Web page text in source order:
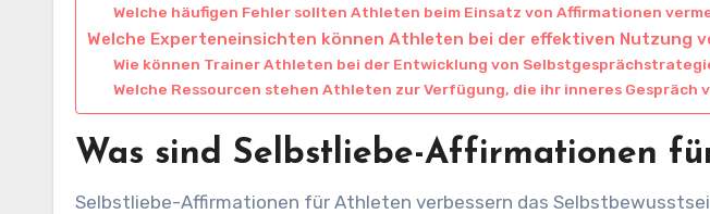
Welche häufigen Fehler sollten Athleten beim Einsatz von Affirmationen
Welche Experteneinsichten können Athleten bei der effektiven Nutzung
Wie können Trainer Athleten bei der Entwicklung von
Welche Ressourcen stehen Athleten zur Verfügung, die ihr inneres Gespräch
Was sind Selbstliebe-Affirmationen
Selbstliebe-Affirmationen für Athleten verbessern das